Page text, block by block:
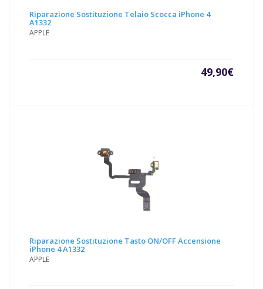
Riparazione Sostituzione Telaio Scocca iPhone 4
A1332
APPLE
49,90€
Riparazione Sostituzione Tasto ON/OFF Accensione
iPhone 4 A1332
APPLE